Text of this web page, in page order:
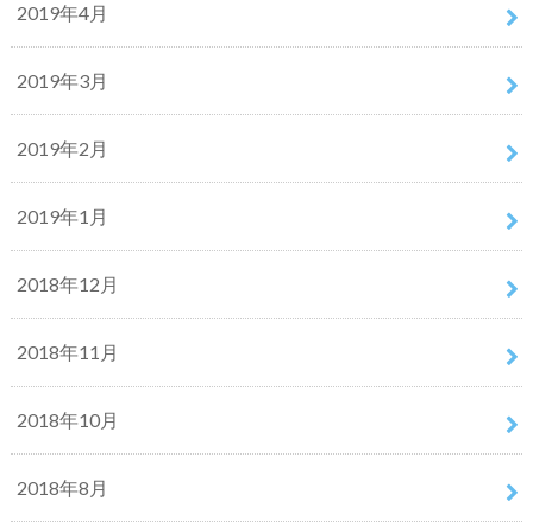
2019年4月
2019年3月
2019年2月
2019年1月
2018年12月
2018年11月
2018年10月
2018年8月